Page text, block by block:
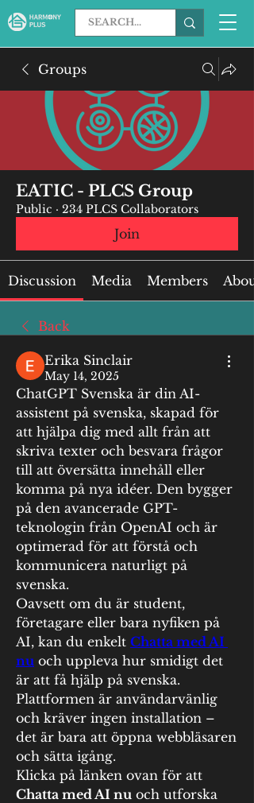
Groups
EATIC - PLCS Group
Public · 234 PLCS Collaborators
Join
Discussion Media Members About
Back
Erika Sinclair
May 14, 2025
ChatGPT Svenska är din AI-
assistent på svenska, skapad för
att hjälpa dig med allt från att
skriva texter och besvara frågor
till att översätta innehåll eller
komma på nya idéer. Den bygger
på den avancerade GPT-
teknologin från OpenAI och är
optimerad för att förstå och
kommunicera naturligt på
svenska.
Oavsett om du är student,
företagare eller bara nyfiken på
AI, kan du enkelt Chatta med AI
nu och uppleva hur smidigt det
är att få hjälp på svenska.
Plattformen är användarvänlig
och kräver ingen installation –
det är bara att öppna webbläsaren
och sätta igång.
Chatta med AI nu och utforska